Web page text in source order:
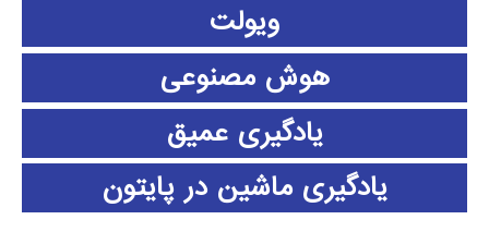
ویولت
هوش مصنوعی
یادگیری عمیق
یادگیری ماشین در پایتون